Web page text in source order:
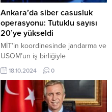
Ankara’da siber casusluk
operasyonu: Tutuklu sayısı
20’ye yükseldi
MİT’in koordinesinde jandarma ve
USOM’un iş birliğiyle
gerçekleştirilen siber casusluk
operasyonunda 20 kişi tutuklandı.
şüphelilerin ele geçirdikleri kişisel
verileri terör örgütleri ve suç
çetelerine sattıkları tespit edildi.
18.10.2024 0